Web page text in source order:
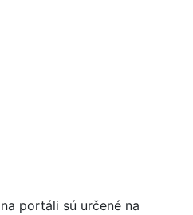
portáli sú určené na